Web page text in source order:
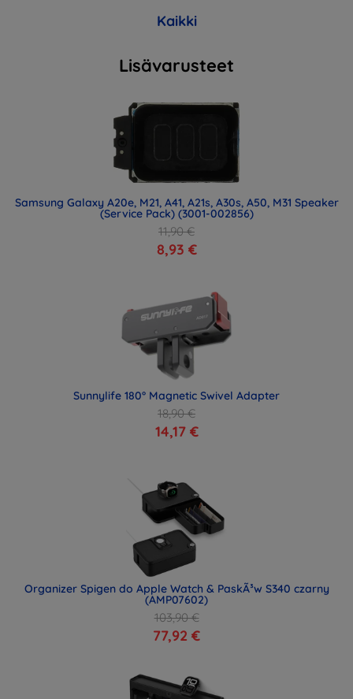
Kaikki
Lisävarusteet
Samsung Galaxy A20e, M21, A41, A21s, A30s, A50, M31 Speaker
(Service Pack) (3001-002856)
11,90 €
8,93 €
Sunnylife 180° Magnetic Swivel Adapter
18,90 €
14,17 €
Organizer Spigen do Apple Watch & PaskÃ³w S340 czarny
(AMP07602)
103,90 €
77,92 €